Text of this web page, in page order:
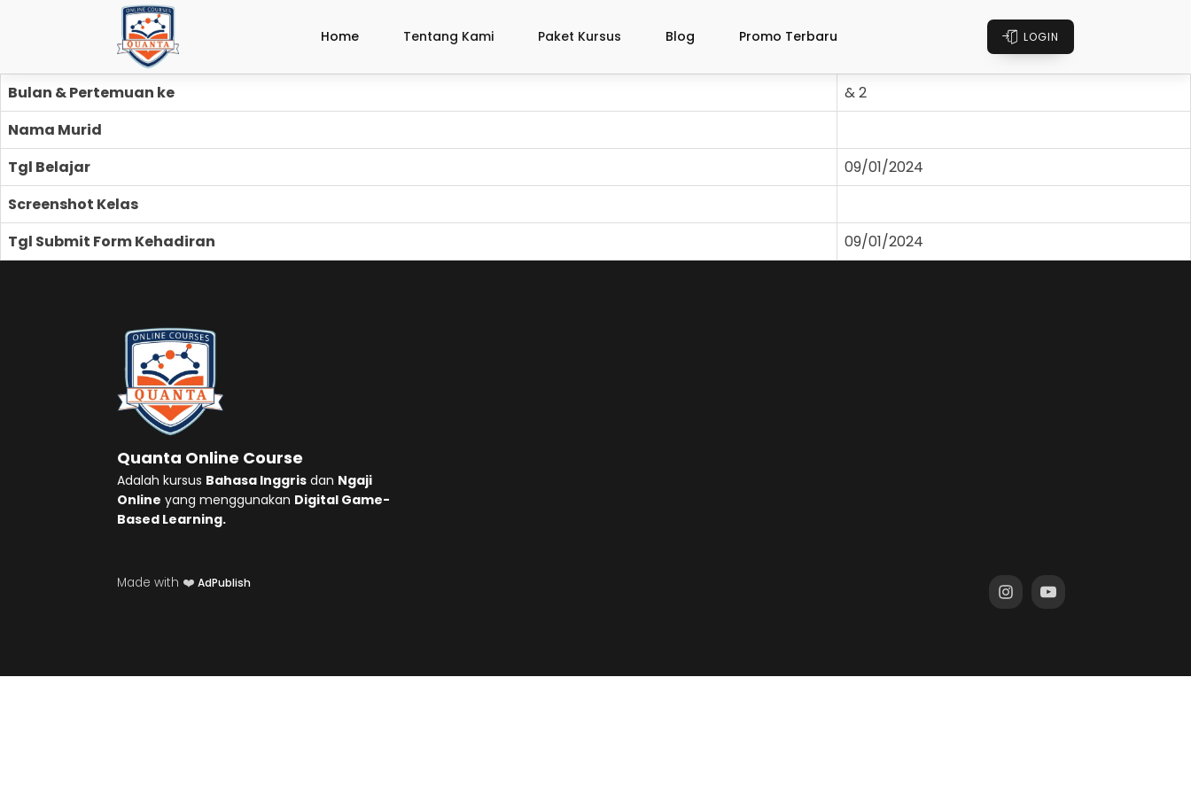
Home Tentang Kami Paket Kursus Blog Promo Terbaru LOGIN
Bulan & Pertemuan ke
& 2
Nama Murid
Tgl Belajar
09/01/2024
Screenshot Kelas
Tgl Submit Form Kehadiran
09/01/2024
Quanta Online Course
Adalah kursus Bahasa Inggris dan Ngaji
Online yang menggunakan Digital Game-
Based Learning.
Made with ❤️ AdPublish